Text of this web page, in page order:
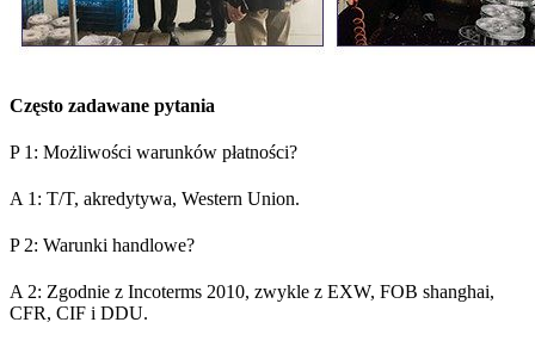
Często zadawane pytania
P 1: Możliwości warunków płatności?
A 1: T/T, akredytywa, Western Union.
P 2: Warunki handlowe?
A 2: Zgodnie z Incoterms 2010, zwykle z EXW, FOB shanghai,
CFR, CIF i DDU.